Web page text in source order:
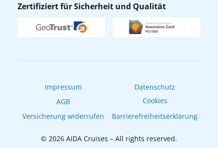
Verhaltens- & Ethikkodex
Newsletter
Zertifiziert für Sicherheit und Qualität
Impressum
Datenschutz
AGB
Cookies
Versicherung widerrufen
Barrierefreiheitserklärung
© 2026 AIDA Cruises – All rights reserved.